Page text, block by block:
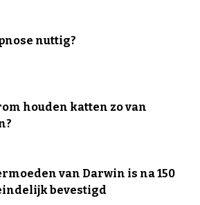
nuttig?
houden katten zo van
van Darwin is na 150
bevestigd